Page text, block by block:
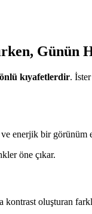
Günün
kıyafetlerdir.
enerjik bir görünüm
öne çıkar.
kontrast oluşturan